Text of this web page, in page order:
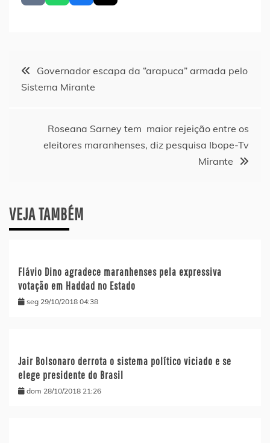
Navegação
Governador escapa da “arapuca” armada pelo
Sistema Mirante
Roseana Sarney tem maior rejeição entre os
eleitores maranhenses, diz pesquisa Ibope-Tv
Mirante
VEJA TAMBÉM
Flávio Dino agradece maranhenses pela expressiva
votação em Haddad no Estado
seg 29/10/2018 04:38
Jair Bolsonaro derrota o sistema político viciado e se
elege presidente do Brasil
dom 28/10/2018 21:26